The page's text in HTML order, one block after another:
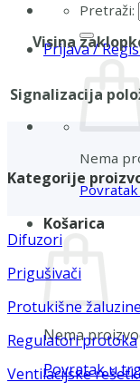
Pretraži:
Prijava /
Nema
Košarica
Nema
Povratak u
Visina
Signalizacija
Kategorije
Difuzori
Prigušivači
Protukišne žaluzine
Regulatori protoka
Ventilacijske